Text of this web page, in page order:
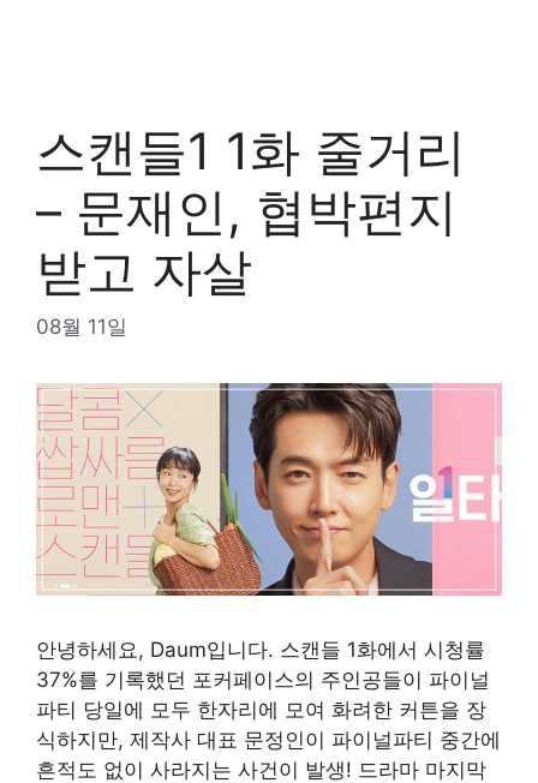
스캔들1 1화 줄거리
– 문재인, 협박편지
받고 자살
08월 11일
안녕하세요, Daum입니다. 스캔들 1화에서 시청률
37%를 기록했던 포커페이스의 주인공들이 파이널
파티 당일에 모두 한자리에 모여 화려한 커튼을 장
식하지만, 제작사 대표 문정인이 파이널파티 중간에
흔적도 없이 사라지는 사건이 발생! 드라마 마지막